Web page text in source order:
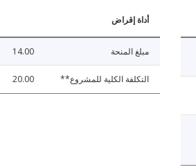
أداة إقراض
مبلغ المنحة 14.00
التكلفة الكلية للمشروع** 20.00